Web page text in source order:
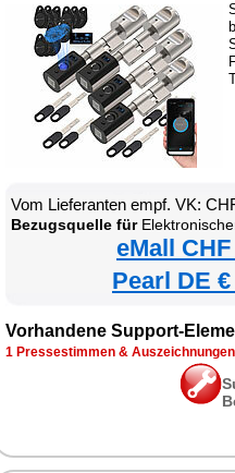
Vom Lieferanten empf. VK:
Bezugsquelle fürElektronischer Tür-Schließzylinder
eMall
Pearl DE
Vorhandene Support-
1 Pressestimmen & Auszeichnungen